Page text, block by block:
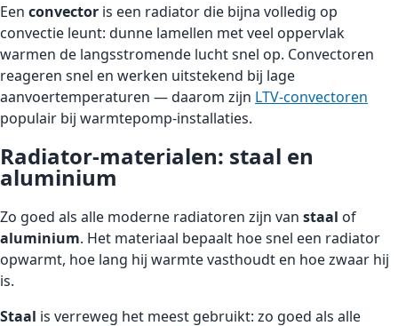
Een convector is een radiator die bijna volledig op
convectie leunt: dunne lamellen met veel oppervlak
warmen de langsstromende lucht snel op. Convectoren
reageren snel en werken uitstekend bij lage
aanvoertemperaturen — daarom zijn LTV-convectoren
populair bij warmtepomp-installaties.
Radiator-materialen: staal en
aluminium
Zo goed als alle moderne radiatoren zijn van staal of
aluminium. Het materiaal bepaalt hoe snel een radiator
opwarmt, hoe lang hij warmte vasthoudt en hoe zwaar hij
is.
Staal is verreweg het meest gebruikt: zo goed als alle